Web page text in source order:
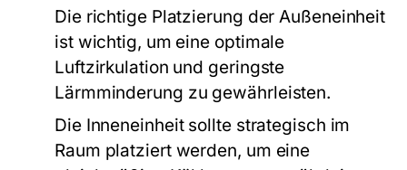
Die richtige Platzierung der Außeneinheit
ist wichtig, um eine optimale
Luftzirkulation und geringste
Lärmminderung zu gewährleisten.
Die Inneneinheit sollte strategisch im
Raum platziert werden, um eine